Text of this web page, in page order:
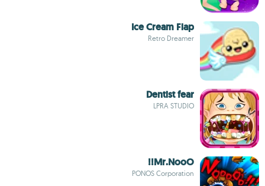
Ice Cream Flap
Retro Dreamer
Dentist fear
LPRA STUDIO
Mr.NooO!!
PONOS Corporation